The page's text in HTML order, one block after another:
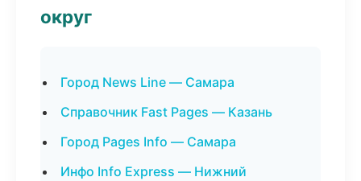
округ
Город News Line — Самара
Справочник Fast Pages — Казань
Город Pages Info — Самара
Инфо Info Express — Нижний